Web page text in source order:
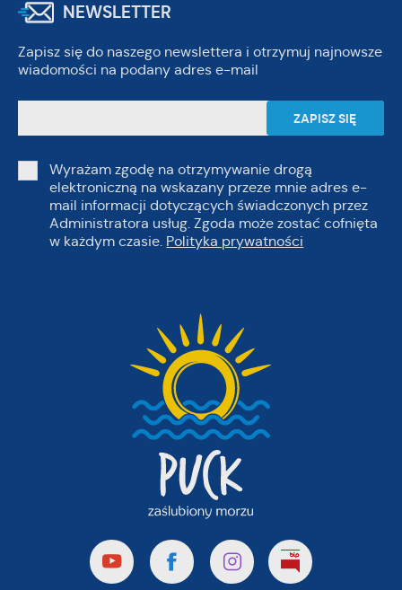
NEWSLETTER
Zapisz się do naszego newslettera i otrzymuj najnowsze
wiadomości na podany adres e-mail
Wyrażam zgodę na otrzymywanie drogą
elektroniczną na wskazany przeze mnie adres e-
mail informacji dotyczących świadczonych przez
Administratora usług. Zgoda może zostać cofnięta
w każdym czasie. Polityka prywatności